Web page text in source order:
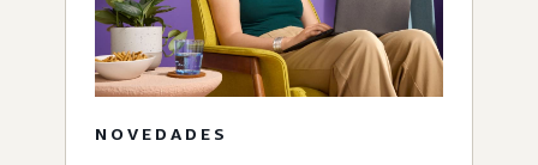
NOVEDADES